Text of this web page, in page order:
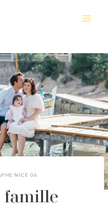
NICE 06
famille